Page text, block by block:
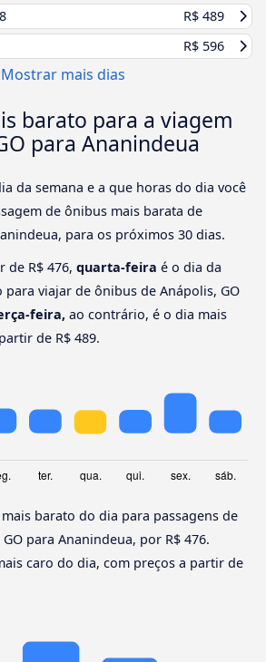
R$ 489
R$ 596
Mostrar mais dias
barato para a viagem
para Ananindeua
da semana e a que horas do dia você
de ônibus mais barata de
para os próximos 30 dias.
de R$ 476, quarta-feira é o dia da
para viajar de ônibus de Anápolis, GO
feira, ao contrário, é o dia mais
de R$ 489.
barato do dia para passagens de
para Ananindeua, por R$ 476.
caro do dia, com preços a partir de